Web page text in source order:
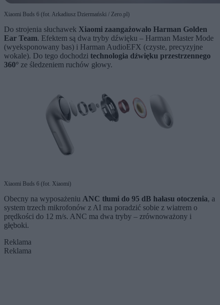
Xiaomi Buds 6 (fot. Arkadiusz Dziermański / Zero.pl)
Do strojenia słuchawek Xiaomi zaangażowało Harman Golden
Ear Team. Efektem są dwa tryby dźwięku – Harman Master Mode
(wyeksponowany bas) i Harman AudioEFX (czyste, precyzyjne
wokale). Do tego dochodzi technologia dźwięku przestrzennego
360° ze śledzeniem ruchów głowy.
Xiaomi Buds 6 (fot. Xiaomi)
Obecny na wyposażeniu ANC tłumi do 95 dB hałasu otoczenia, a
system trzech mikrofonów z AI ma poradzić sobie z wiatrem o
prędkości do 12 m/s. ANC ma dwa tryby – zrównoważony i
głęboki.
Reklama
Reklama